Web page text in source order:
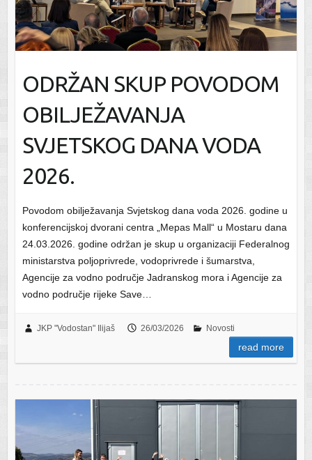
ODRŽAN SKUP POVODOM
OBILJEŽAVANJA
SVJETSKOG DANA VODA
2026.
Povodom obilježavanja Svjetskog dana voda 2026. godine u
konferencijskoj dvorani centra „Mepas Mall“ u Mostaru dana
24.03.2026. godine održan je skup u organizaciji Federalnog
ministarstva poljoprivrede, vodoprivrede i šumarstva,
Agencije za vodno područje Jadranskog mora i Agencije za
vodno područje rijeke Save…
JKP "Vodostan" Ilijaš 26/03/2026 Novosti
read more